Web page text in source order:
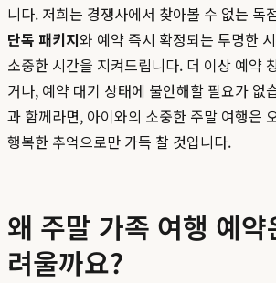
니다. 저희는 경쟁사에서 찾아볼 수 없는 독
단독 패키지와 예약 즉시 확정되는 투명한
소중한 시간을 지켜드립니다. 더 이상 예약
거나, 예약 대기 상태에 불안해할 필요가 없
과 함께라면, 아이와의 소중한 주말 여행은
행복한 추억으로만 가득 찰 것입니다.
왜 주말 가족 여행 예약
려울까요?